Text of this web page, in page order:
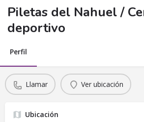
Piletas del Nahuel /
deportivo
Perfil
Llamar Ver ubicación
Ubicación